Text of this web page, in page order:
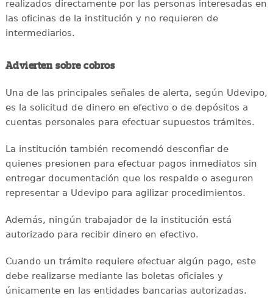
realizados directamente por las personas interesadas en
las oficinas de la institución y no requieren de
intermediarios.
Advierten sobre cobros
Una de las principales señales de alerta, según Udevipo,
es la solicitud de dinero en efectivo o de depósitos a
cuentas personales para efectuar supuestos trámites.
La institución también recomendó desconfiar de
quienes presionen para efectuar pagos inmediatos sin
entregar documentación que los respalde o aseguren
representar a Udevipo para agilizar procedimientos.
Además, ningún trabajador de la institución está
autorizado para recibir dinero en efectivo.
Cuando un trámite requiere efectuar algún pago, este
debe realizarse mediante las boletas oficiales y
únicamente en las entidades bancarias autorizadas.